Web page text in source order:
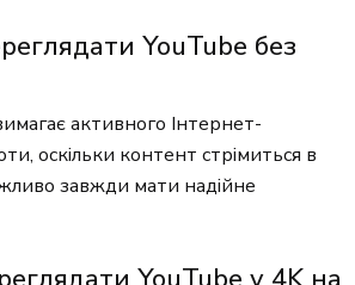
YouTube без
активного Інтернет-
оскільки контент стрімиться в
завжди мати надійне